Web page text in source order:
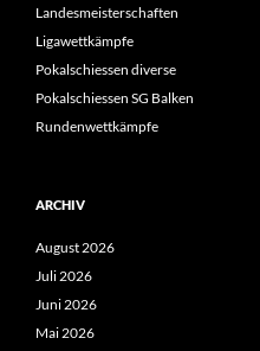
Landesmeisterschaften
Ligawettkämpfe
Pokalschiessen diverse
Pokalschiessen SG Balken
Rundenwettkämpfe
ARCHIV
August 2026
Juli 2026
Juni 2026
Mai 2026